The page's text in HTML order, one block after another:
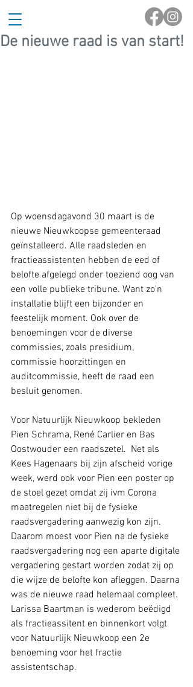
De nieuwe raad is van start!
Op woensdagavond 30 maart is de
nieuwe Nieuwkoopse gemeenteraad
geïnstalleerd. Alle raadsleden en
fractieassistenten hebben de eed of
belofte afgelegd onder toeziend oog van
een volle publieke tribune. Want zo'n
installatie blijft een bijzonder en
feestelijk moment. Ook over de
benoemingen voor de diverse
commissies, zoals presidium,
commissie hoorzittingen en
auditcommissie, heeft de raad een
besluit genomen.
Voor Natuurlijk Nieuwkoop bekleden
Pien Schrama, René Carlier en Bas
Oostwouder een raadszetel.  Net als
Kees Hagenaars bij zijn afscheid vorige
week, werd ook voor Pien een poster op
de stoel gezet omdat zij ivm Corona
maatregelen niet bij de fysieke
raadsvergadering aanwezig kon zijn.
Daarom moest voor Pien na de fysieke
raadsvergadering nog een aparte digitale
vergadering gestart worden zodat zij op
die wijze de belofte kon afleggen. Daarna
was de nieuwe raad helemaal compleet.
Larissa Baartman is wederom beëdigd
als fractieassitent en binnenkort volgt
voor Natuurlijk Nieuwkoop een 2e
benoeming voor het fractie
assistentschap.